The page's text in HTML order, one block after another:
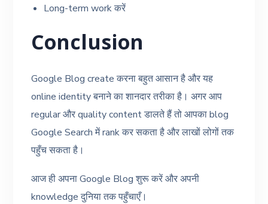
Long-term work करें
Conclusion
Google Blog create करना बहुत आसान है और यह
online identity बनाने का शानदार तरीका है। अगर आप
regular और quality content डालते हैं तो आपका blog
Google Search में rank कर सकता है और लाखों लोगों तक
पहुँच सकता है।
आज ही अपना Google Blog शुरू करें और अपनी
knowledge दुनिया तक पहुँचाएँ।